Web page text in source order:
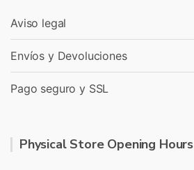
Aviso legal
Envíos y Devoluciones
Pago seguro y SSL
Physical Store Opening Hours